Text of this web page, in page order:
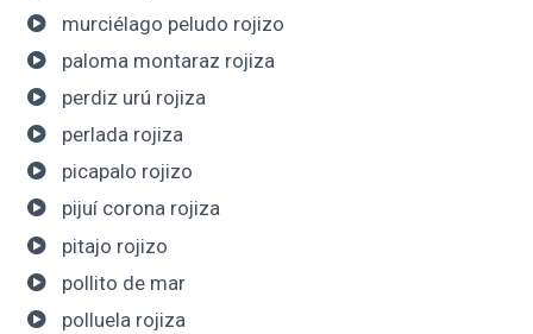
murciélago peludo rojizo
paloma montaraz rojiza
perdiz urú rojiza
perlada rojiza
picapalo rojizo
pijuí corona rojiza
pitajo rojizo
pollito de mar
polluela rojiza